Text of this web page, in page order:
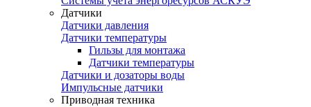
Датчики
Датчики давления
Датчики температуры
Гильзы для монтажа
Датчики температуры
Датчики и дозаторы воды
Импульсные датчики
Приводная техника